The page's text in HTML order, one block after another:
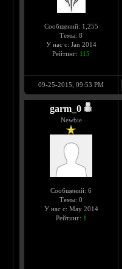
Сообщений: 1,255
Темы: 8
У нас с: Jan 2014
Рейтинг: 115
09-25-2015, 09:53 PM
garm_0
Newbie
Сообщений: 6
Темы: 0
У нас с: May 2014
Рейтинг: 1